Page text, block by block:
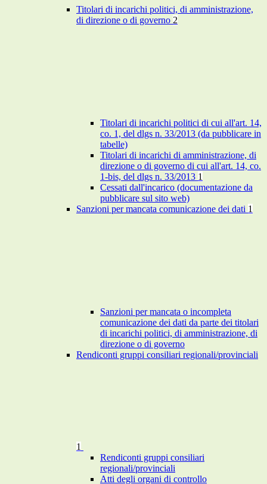
Titolari di incarichi politici, di amministrazione,
di direzione o di governo 2
Titolari di incarichi politici di cui all'art. 14,
co. 1, del dlgs n. 33/2013 (da pubblicare in
tabelle)
Titolari di incarichi di amministrazione, di
direzione o di governo di cui all'art. 14, co.
1-bis, del dlgs n. 33/2013 1
Cessati dall'incarico (documentazione da
pubblicare sul sito web)
Sanzioni per mancata comunicazione dei dati 1
Sanzioni per mancata o incompleta
comunicazione dei dati da parte dei titolari
di incarichi politici, di amministrazione, di
direzione o di governo
Rendiconti gruppi consiliari regionali/provinciali
1
Rendiconti gruppi consiliari
regionali/provinciali
Atti degli organi di controllo